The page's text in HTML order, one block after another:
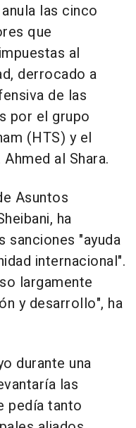
las cinco
que
al
derrocado a
de las
por el grupo
(HTS) y el
al Shara.
Asuntos
ha
sanciones "ayuda
internacional".
largamente
y desarrollo", ha
durante una
las
pedía tanto